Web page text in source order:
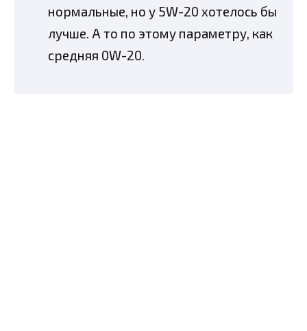
нормальные, но у 5W-20 хотелось бы
лучше. А то по этому параметру, как
средняя 0W-20.